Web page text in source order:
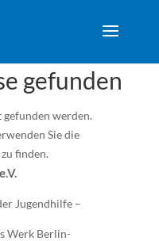
gefunden
werden.
Sie die
finden.
Jugendhilfe –
Werk Berlin-